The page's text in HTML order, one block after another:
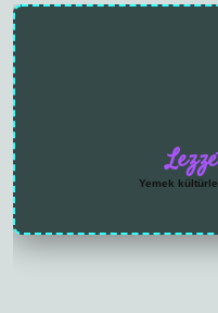
Yemek